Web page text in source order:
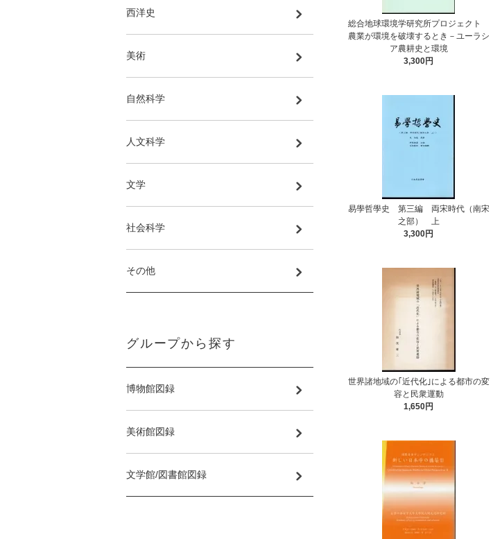
総合地球環境学研究所プロジェクト
農業が環境を破壊するとき－ユーラシ
ア農耕史と環境
3,300円
易學哲學史 第三編 両宋時代（南宋
之部） 上
3,300円
世界諸地域の｢近代化｣による都市の変
容と民衆運動
1,650円
西洋史
美術
自然科学
人文科学
文学
社会科学
その他
グループから探す
博物館図録
美術館図録
文学館/図書館図録